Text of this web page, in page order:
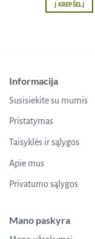
Į KREPŠELĮ
Informacija
Susisiekite su mumis
Pristatymas
Taisyklės ir sąlygos
Apie mus
Privatumo sąlygos
Mano paskyra